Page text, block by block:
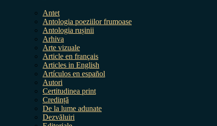
Antet
Antologia poeziilor frumoase
Antologia rușinii
Arhiva
Arte vizuale
Article en français
Articles in English
Artículos en español
Autori
Certitudinea print
Credință
De la lume adunate
Dezvăluiri